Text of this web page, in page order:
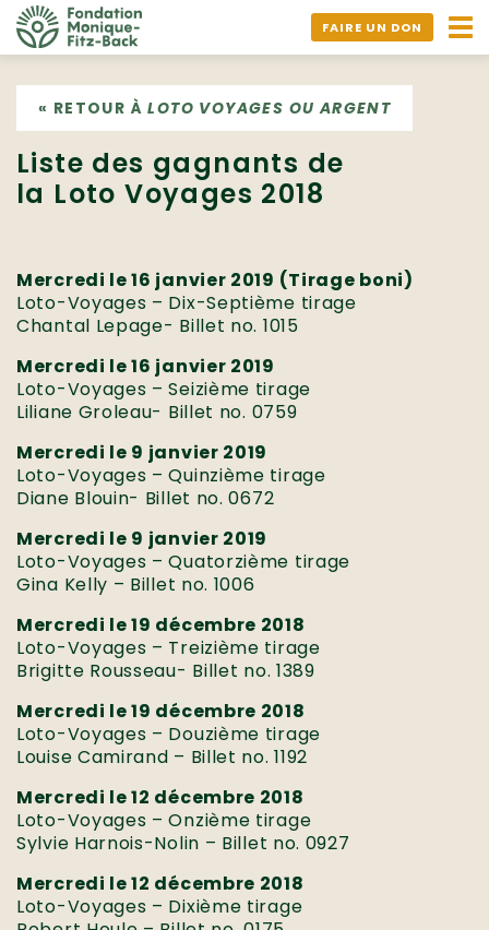
FAIRE UN DON
« RETOUR ÀLOTO VOYAGES OU ARGENT
Liste des gagnants de
la Loto Voyages 2018
Mercredi le 16 janvier 2019 (Tirage boni)
Loto-Voyages – Dix-Septième tirage
Chantal Lepage- Billet no. 1015
Mercredi le 16 janvier 2019
Loto-Voyages – Seizième tirage
Liliane Groleau- Billet no. 0759
Mercredi le 9 janvier 2019
Loto-Voyages – Quinzième tirage
Diane Blouin- Billet no. 0672
Mercredi le 9 janvier 2019
Loto-Voyages – Quatorzième tirage
Gina Kelly – Billet no. 1006
Mercredi le 19 décembre 2018
Loto-Voyages – Treizième tirage
Brigitte Rousseau- Billet no. 1389
Mercredi le 19 décembre 2018
Loto-Voyages – Douzième tirage
Louise Camirand – Billet no. 1192
Mercredi le 12 décembre 2018
Loto-Voyages – Onzième tirage
Sylvie Harnois-Nolin – Billet no. 0927
Mercredi le 12 décembre 2018
Loto-Voyages – Dixième tirage